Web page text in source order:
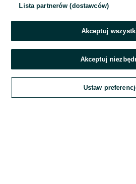
Zaloguj się
Kontynuując za pośrednictwem jednego z
OLX.pl w
Lista partnerów (dostawców)
Akceptuj
Akceptuj
Ustaw